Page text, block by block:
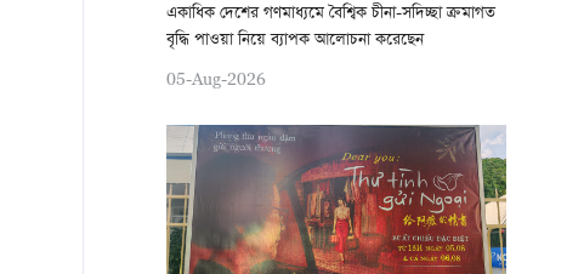
একাধিক দেশের গণমাধ্যমে বৈশ্বিক চীনা-সদিচ্ছা ক্রমাগত
বৃদ্ধি পাওয়া নিয়ে ব্যাপক আলোচনা করেছেন
05-Aug-2026